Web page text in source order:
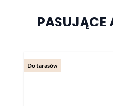
PASUJĄCE
Do tarasów